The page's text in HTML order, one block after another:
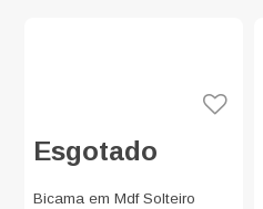
Esgotado
Bicama em Mdf Solteiro